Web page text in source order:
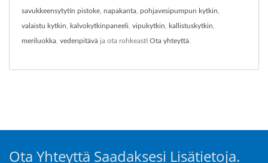
savukkeensytytin pistoke napakanta pohjavesipumpun kytkin
valaistu kytkin kalvokytkinpaneeli vipukytkin kallistuskytkin
meriluokka vedenpitävä ja ota rohkeasti Ota yhteyttä
Ota Yhteyttä Saadaksesi Lisätietoja.